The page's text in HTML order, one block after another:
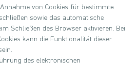
von Cookies für bestimmte
sowie das automatische
Schließen des Browser aktivieren. Bei
kann die Funktionalität dieser
des elektronischen